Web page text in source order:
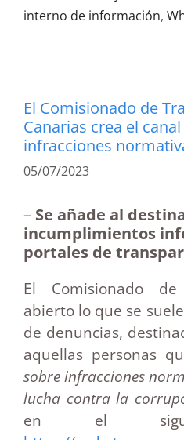
interno de información,
El Comisionado de
Canarias crea el
infracciones
05/07/2023
– Se añade al
incumplimientos
portales de
El Comisionado
abierto lo que se
de denuncias,
aquellas personas
sobre infracciones
lucha contra la
en el